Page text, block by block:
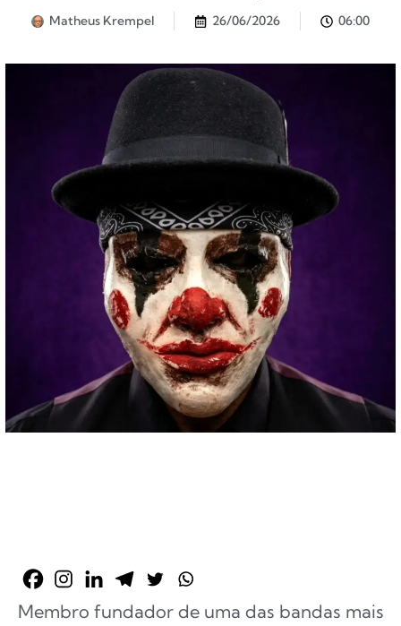
Matheus Krempel 26/06/2026 06:00
Membro fundador de uma das bandas mais